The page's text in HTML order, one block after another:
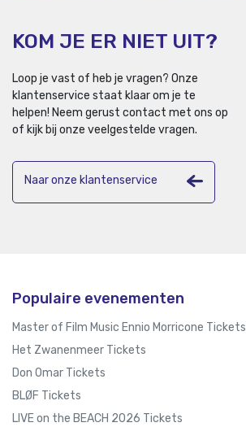
KOM JE ER NIET UIT?
Loop je vast of heb je vragen? Onze
klantenservice staat klaar om je te
helpen! Neem gerust contact met ons op
of kijk bij onze veelgestelde vragen.
Naar onze klantenservice
Populaire evenementen
Master of Film Music Ennio Morricone Tickets
Het Zwanenmeer Tickets
Don Omar Tickets
BLØF Tickets
LIVE on the BEACH 2026 Tickets